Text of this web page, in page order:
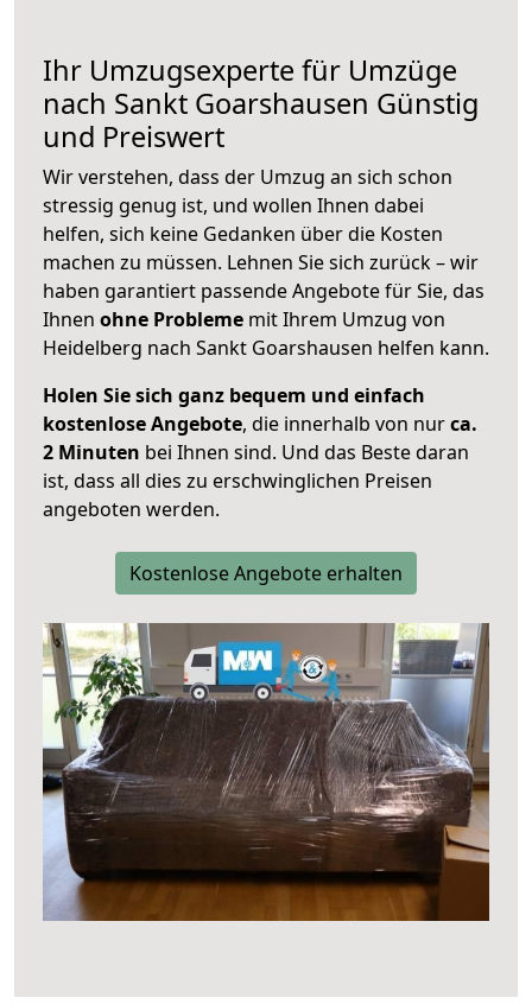
Ihr Umzugsexperte für Umzüge
nach Sankt Goarshausen Günstig
und Preiswert
Wir verstehen, dass der Umzug an sich schon
stressig genug ist, und wollen Ihnen dabei
helfen, sich keine Gedanken über die Kosten
machen zu müssen. Lehnen Sie sich zurück – wir
haben garantiert passende Angebote für Sie, das
Ihnen ohne Probleme mit Ihrem Umzug von
Heidelberg nach Sankt Goarshausen helfen kann.
Holen Sie sich ganz bequem und einfach
kostenlose Angebote, die innerhalb von nurca.
2 Minuten bei Ihnen sind. Und das Beste daran
ist, dass all dies zu erschwinglichen Preisen
angeboten werden.
Kostenlose Angebote erhalten